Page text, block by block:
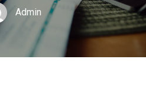
Admin